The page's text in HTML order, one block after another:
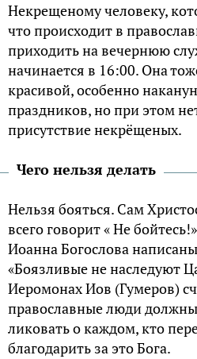
Некрещеному человеку,
что происходит в
приходить на вечернюю
начинается в 16:00. Она
красивой, особенно
праздников, но при этом
присутствие некрёщеных.
Чего нельзя делать
Нельзя бояться. Сам
всего говорит « Не
Иоанна Богослова
«Боязливые не наследуют
Иеромонах Иoв (Гумерoв)
православные люди должны
ликовать о каждом, кто
благодарить за это Бога.